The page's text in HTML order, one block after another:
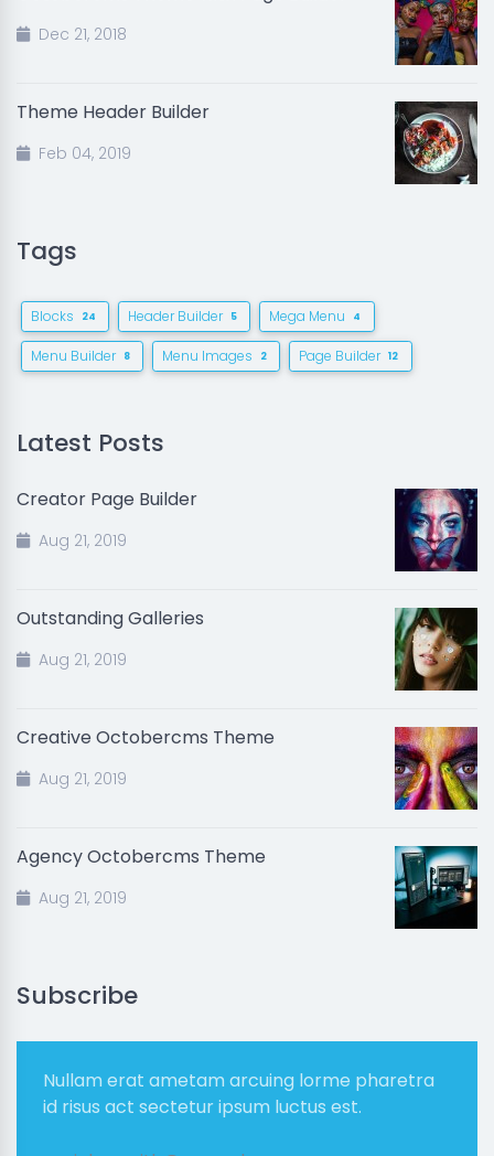
Dec 21, 2018
Theme Header Builder
Feb 04, 2019
Tags
Blocks 24 Header Builder 5 Mega Menu 4
Menu Builder 8 Menu Images 2 Page Builder 12
Latest Posts
Creator Page Builder
Aug 21, 2019
Outstanding Galleries
Aug 21, 2019
Creative Octobercms Theme
Aug 21, 2019
Agency Octobercms Theme
Aug 21, 2019
Subscribe
Nullam erat ametam arcuing lorme pharetra
id risus act sectetur ipsum luctus est.